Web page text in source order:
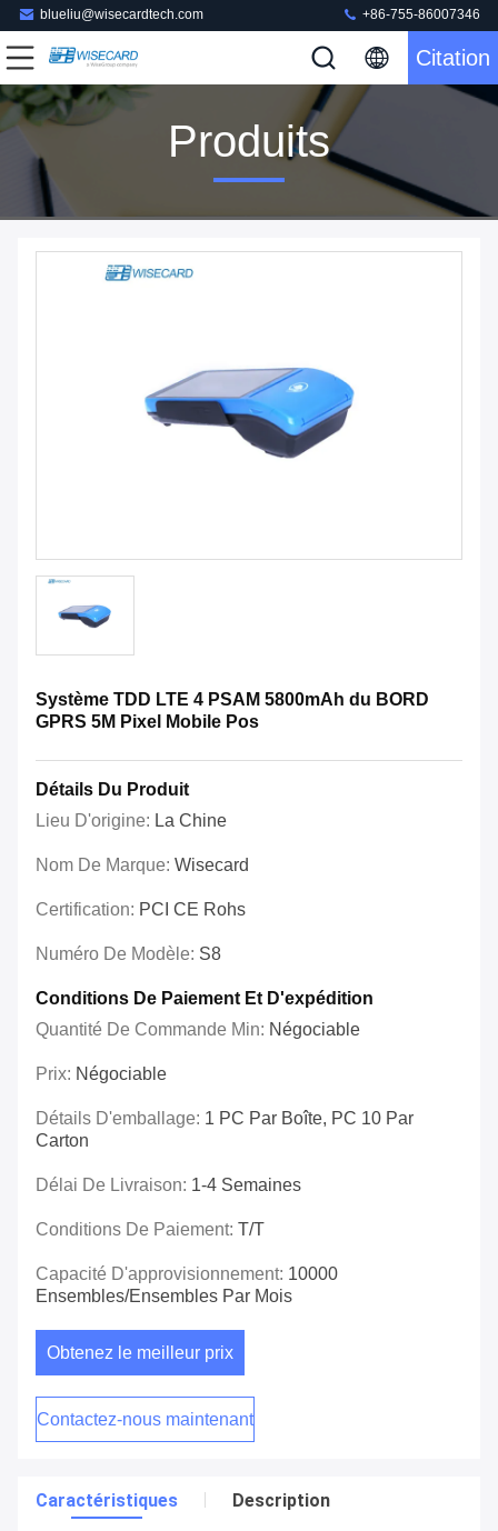
blueliu@wisecardtech.com +86-755-86007346
Citation
Produits
Système TDD LTE 4 PSAM 5800mAh du BORD
GPRS 5M Pixel Mobile Pos
Détails Du Produit
Lieu D'origine: La Chine
Nom De Marque: Wisecard
Certification: PCI CE Rohs
Numéro De Modèle: S8
Conditions De Paiement Et D'expédition
Quantité De Commande Min: Négociable
Prix: Négociable
Détails D'emballage: 1 PC Par Boîte, PC 10 Par
Carton
Délai De Livraison: 1-4 Semaines
Conditions De Paiement: T/T
Capacité D'approvisionnement: 10000
Ensembles/ensembles Par Mois
Obtenez le meilleur prix
Contactez-nous maintenant
Caractéristiques Description